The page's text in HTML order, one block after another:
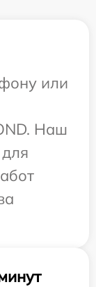
или
Наш